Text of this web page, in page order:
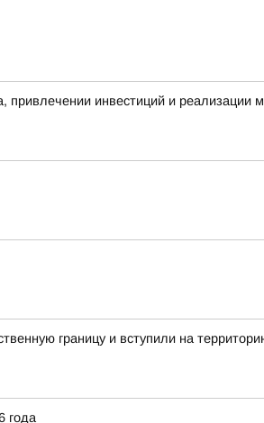
инвестиций и реализации
границу и вступили на
года